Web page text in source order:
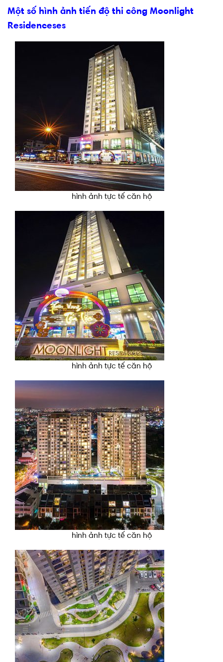
Một số hình ảnh tiến độ thi công Moonlight
Residenceses
hình ảnh tực tế căn hộ
hình ảnh tực tế căn hộ
hình ảnh tực tế căn hộ